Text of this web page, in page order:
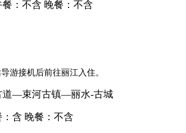
餐：不含 晚餐：不含
游接机后前往丽江入住。
道—束河古镇—丽水-古城
：含 晚餐：不含